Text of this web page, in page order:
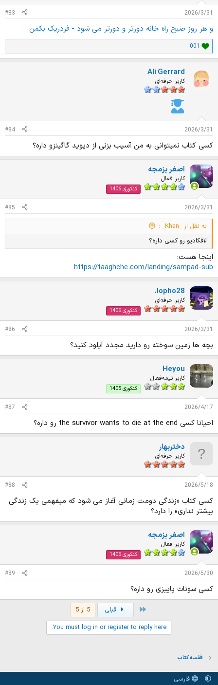
2026/3/31
#83
و هر روز صبح راه خانه دورتر و دورتر می شود - فردریک بکمن
ا
م
ی
ا
001
Ali Gerrard
کاربر حرفه‌ای
2026/3/31
#84
کسی کتاب نمیتوانی به من آسیب بزنی از دیوید گاگینزو داره؟
اصغر بزمجه
کاربر فعال
کنکوری 1406
2026/3/31
#85
به نقل از _Khan_ :
لافکادیو رو کسی داره؟
اینجا هست:
https://taaghche.com/landing/sampad-sub
.lopho28
کاربر حرفه‌ای
کنکوری 1406
2026/3/31
#86
بچه ها زمین سوخته رو دارید مجدد آپلود کنید؟
Heyou
کاربر نیمه‌فعال
کنکوری 1405
2026/4/17
#87
احیانا کسی the survivor wants to die at the end رو داره؟
دختربهار
کاربر حرفه‌ای
2026/5/18
#88
کسی کتاب «زندگی دومت زمانی آغاز می شود که میفهمی یک زندگی
بیشتر نداری» را دارد؟
اصغر بزمجه
کاربر فعال
کنکوری 1406
2026/5/30
#89
کسی سونات پاییزی رو داره؟
قبلی
5 از 5
You must log in or register to reply here.
قفسه کتاب‌
فارسی